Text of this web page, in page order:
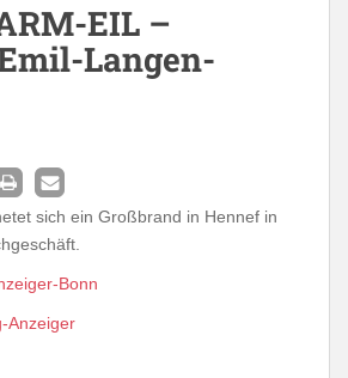
EIL –
Langen-
sich ein Großbrand in Hennef in
Bonn
Anzeiger